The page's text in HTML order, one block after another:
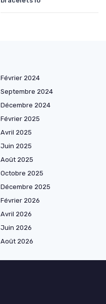
Février 2024
Septembre 2024
Décembre 2024
Février 2025
Avril 2025
Juin 2025
Août 2025
Octobre 2025
Décembre 2025
Février 2026
Avril 2026
Juin 2026
Août 2026